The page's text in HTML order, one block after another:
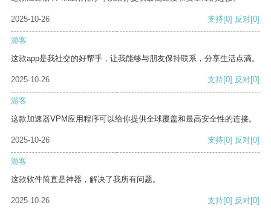
2025-10-26 支持[0] 反对[0]
游客
这款app是我社交的好帮手，让我能够与朋友保持联系，分享生活点滴。
2025-10-26 支持[0] 反对[0]
游客
这款加速器VPM应用程序可以给你提供全球覆盖和最高安全性的连接。
2025-10-26 支持[0] 反对[0]
游客
这款软件简直是神器，解决了我所有问题。
2025-10-26 支持[0] 反对[0]